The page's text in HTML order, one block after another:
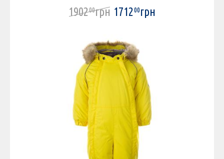
190200грн 171200грн